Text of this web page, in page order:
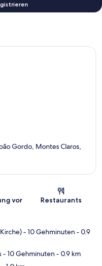
Gordo, Montes Claros,
vor
Restaurants
- 10 Gehminuten- 0.9
- 10 Gehminuten- 0.9 km